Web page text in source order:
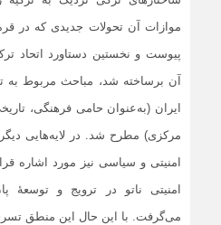
موازات آن تحولات جدیدی که در
پیوست و نخستین دستاورد اتحاد
آن برساخته شد، مباحث مربوط به
ایران (به‌عنوان حامی فرهنگی،
مرکزی) مطرح شد. در لایه‌هایی
امنیتی و سیاسی نیز مورد اشاره
امنیتی ناتو در ترویج و توسعۀ
می‌گرفت. با این ‌حال این منطق